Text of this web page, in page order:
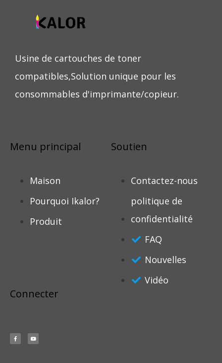
Usine de cartouches de toner
compatibles,Solution unique pour les
consommables d'imprimante/copieur.
Menu principal
Maison
Pourquoi Ikalor?
Produit
Soutien
Contactez-nous
politique de
confidentialité
FAQ
Nouvelles
Vidéo
Connecter